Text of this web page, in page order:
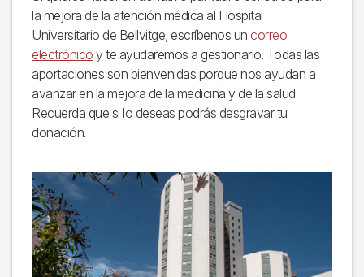
la mejora de la atención médica al Hospital
Universitario de Bellvitge, escríbenos un correo
electrónico y te ayudaremos a gestionarlo. Todas las
aportaciones son bienvenidas porque nos ayudan a
avanzar en la mejora de la medicina y de la salud.
Recuerda que si lo deseas podrás desgravar tu
donación.